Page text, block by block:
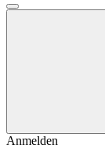
Anmelden